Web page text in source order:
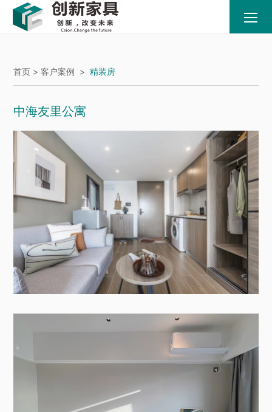
首页 >客户案例 >精装房
中海友里公寓